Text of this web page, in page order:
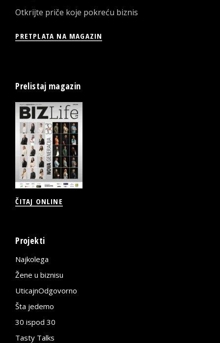
Otkrijte priče koje pokreću biznis
PRETPLATA NA MAGAZIN
Prelistaj magazin
ČITAJ ONLINE
Projekti
Najkolega
Žene u biznisu
UticajnOdgovorno
Šta jedemo
30 ispod 30
Tasty Talks